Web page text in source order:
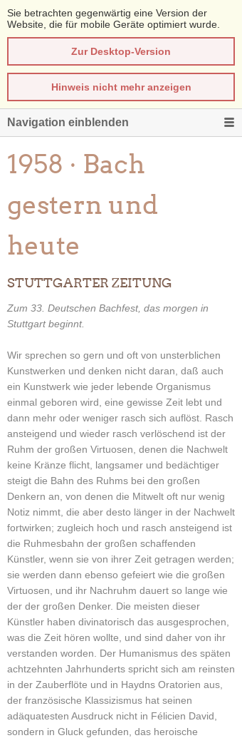
Sie betrachten gegenwärtig eine Version der
Website, die für mobile Geräte optimiert wurde.
Zur Desktop-Version
Hinweis nicht mehr anzeigen
Navigation einblenden
1958 · Bach
gestern und
heute
STUTTGARTER ZEITUNG
Zum 33. Deutschen Bachfest, das morgen in
Stuttgart beginnt.
Wir sprechen so gern und oft von unsterblichen
Kunstwerken und denken nicht daran, daß auch
ein Kunstwerk wie jeder lebende Organismus
einmal geboren wird, eine gewisse Zeit lebt und
dann mehr oder weniger rasch sich auflöst. Rasch
ansteigend und wieder rasch verlöschend ist der
Ruhm der großen Virtuosen, denen die Nachwelt
keine Kränze flicht, langsamer und bedächtiger
steigt die Bahn des Ruhms bei den großen
Denkern an, von denen die Mitwelt oft nur wenig
Notiz nimmt, die aber desto länger in der Nachwelt
fortwirken; zugleich hoch und rasch ansteigend ist
die Ruhmesbahn der großen schaffenden
Künstler, wenn sie von ihrer Zeit getragen werden;
sie werden dann ebenso gefeiert wie die großen
Virtuosen, und ihr Nachruhm dauert so lange wie
der der großen Denker. Die meisten dieser
Künstler haben divinatorisch das ausgesprochen,
was die Zeit hören wollte, und sind daher von ihr
verstanden worden. Der Humanismus des späten
achtzehnten Jahrhunderts spricht sich am reinsten
in der Zauberflöte und in Haydns Oratorien aus,
der französische Klassizismus hat seinen
adäquatesten Ausdruck nicht in Félicien David,
sondern in Gluck gefunden, das heroische